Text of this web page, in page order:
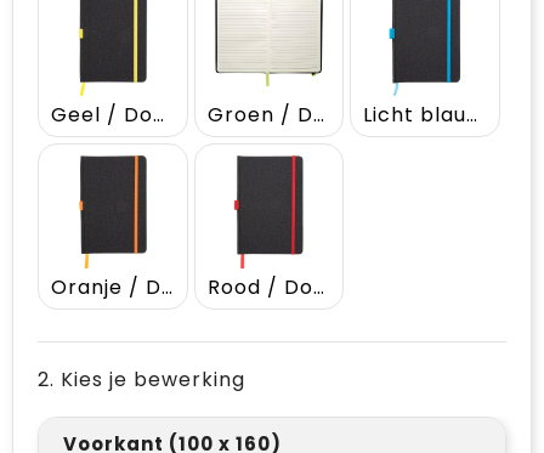
Geel / Donker grijs Groen / Donker grijs Licht blauw / Donker grijs
Oranje / Donker grijs Rood / Donker grijs
2. Kies je bewerking
Voorkant (100 x 160)